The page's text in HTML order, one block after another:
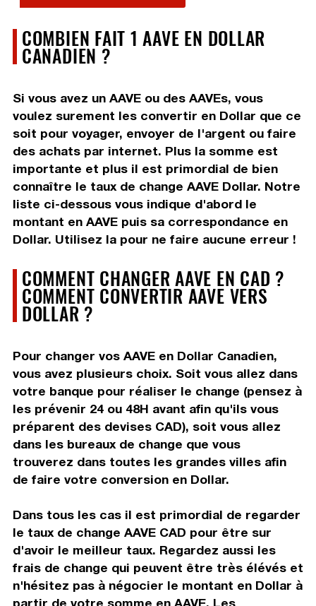
COMBIEN FAIT 1 AAVE EN DOLLAR
CANADIEN ?
Si vous avez un AAVE ou des AAVEs, vous
voulez surement les convertir en Dollar que ce
soit pour voyager, envoyer de l'argent ou faire
des achats par internet. Plus la somme est
importante et plus il est primordial de bien
connaître le taux de change AAVE Dollar. Notre
liste ci-dessous vous indique d'abord le
montant en AAVE puis sa correspondance en
Dollar. Utilisez la pour ne faire aucune erreur !
COMMENT CHANGER AAVE EN CAD ?
COMMENT CONVERTIR AAVE VERS
DOLLAR ?
Pour changer vos AAVE en Dollar Canadien,
vous avez plusieurs choix. Soit vous allez dans
votre banque pour réaliser le change (pensez à
les prévenir 24 ou 48H avant afin qu'ils vous
préparent des devises CAD), soit vous allez
dans les bureaux de change que vous
trouverez dans toutes les grandes villes afin
de faire votre conversion en Dollar.
Dans tous les cas il est primordial de regarder
le taux de change AAVE CAD pour être sur
d'avoir le meilleur taux. Regardez aussi les
frais de change qui peuvent être très élévés et
n'hésitez pas à négocier le montant en Dollar à
partir de votre somme en AAVE. Les